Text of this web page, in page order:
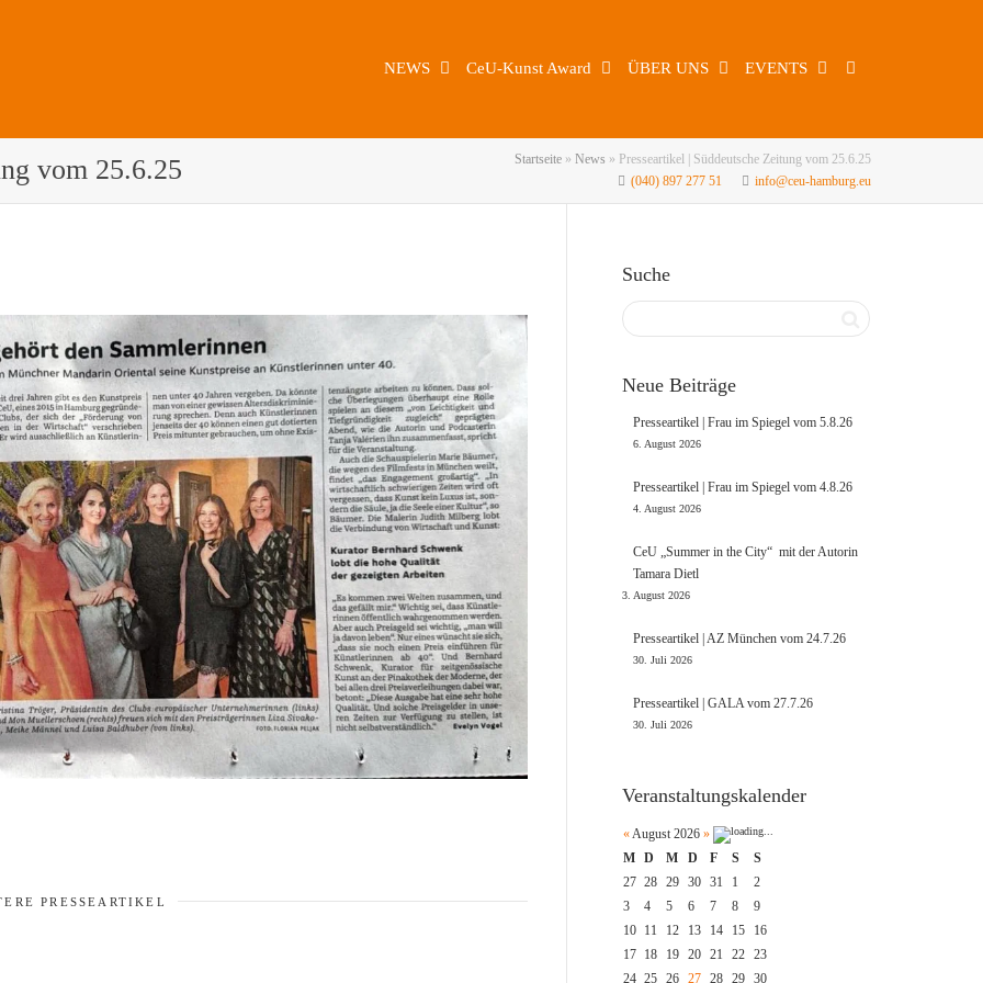
NEWS CeU-Kunst Award ÜBER UNS EVENTS
vom 25.6.25 Startseite » News » Presseartikel | Süddeutsche Zeitung vom 25.6.25
(040) 897 277 51
info@ceu-hamburg.eu
PRESSEARTIKEL
Suche
Neue Beiträge
Presseartikel | Frau im Spiegel vom 5.8.26
6. August 2026
Presseartikel | Frau im Spiegel vom 4.8.26
4. August 2026
CeU „Summer in the City“ mit der Autorin
Tamara Dietl
3. August 2026
Presseartikel | AZ München vom 24.7.26
30. Juli 2026
Presseartikel | GALA vom 27.7.26
30. Juli 2026
Veranstaltungskalender
«August 2026 »
M
D M D F S
S
27 28 29 30 31 1
2
3
4 5 6 7 8
9
10
11 12 13 14 15
16
17
18 19 20 21 22
23
24 25 26 27 28 29 30